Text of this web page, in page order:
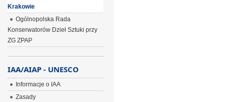
Krakowie
Ogólnopolska Rada
Konserwatorów Dzieł Sztuki przy
ZG ZPAP
IAA/AIAP - UNESCO
Informacje o IAA
Zasady